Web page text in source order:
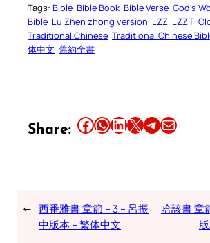
Tags: Bible Bible Book Bible Verse God’s
Bible Lu Zhen zhong version LZZ LZZT
Traditional Chinese Traditional Chinese
体中文 舊約全書
Share: Share this article on Facebook Share this article on WhatsApp Share this article on LinkedIn Share this article on X Share this article on TelegramEmail this Article
← 西番雅書 章節 – 3 – 呂振
中版本 – 繁体中文
哈該書 章